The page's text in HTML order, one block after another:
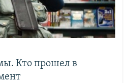
Кто прошел в